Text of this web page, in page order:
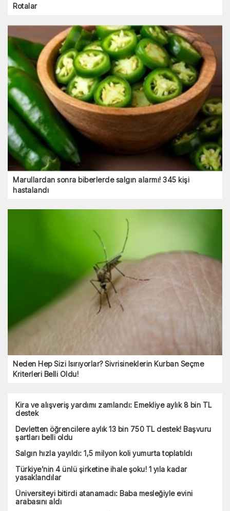
Rotalar
Marullardan sonra biberlerde salgın alarmı! 345 kişi
hastalandı
Neden Hep Sizi Isırıyorlar? Sivrisineklerin Kurban Seçme
Kriterleri Belli Oldu!
Kira ve alışveriş yardımı zamlandı: Emekliye aylık 8 bin TL
destek
Devletten öğrencilere aylık 13 bin 750 TL destek! Başvuru
şartları belli oldu
Salgın hızla yayıldı: 1,5 milyon koli yumurta toplatıldı
Türkiye’nin 4 ünlü şirketine ihale şoku! 1 yıla kadar
yasaklandılar
Üniversiteyi bitirdi atanamadı: Baba mesleğiyle evini
arabasını aldı